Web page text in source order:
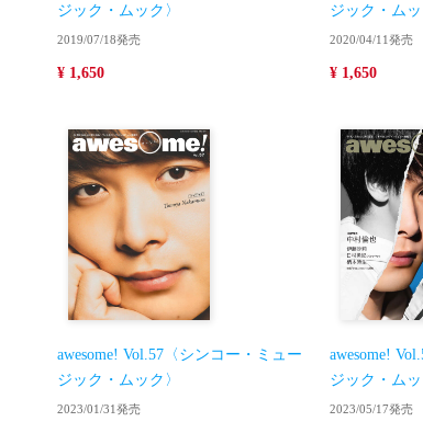
ジック・ムック〉
2019/07/18発売
¥ 1,650
ジック・ムッ
2020/04/11発売
¥ 1,650
awesome! Vol.57〈シンコー・ミュー
ジック・ムック〉
2023/01/31発売
awesome!
ジック・ムッ
2023/05/17発売